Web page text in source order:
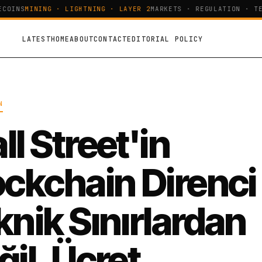
MINING · LIGHTNING · LAYER 2 MARKETS · REGULATION ·
LATESTHOMEABOUTCONTACTEDITORIAL POLICY
Street'in
Direnci
Sınırlardan